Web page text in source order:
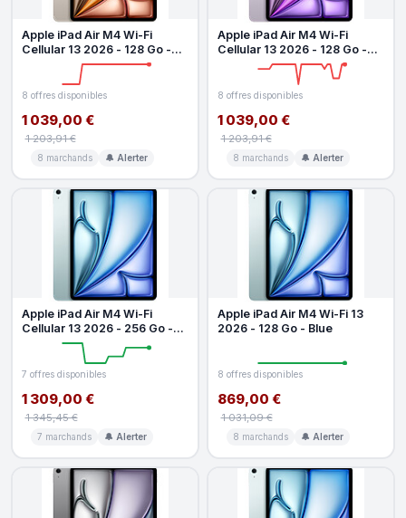
Apple iPad Air M4 Wi-Fi
Cellular 13 2026 - 128 Go -
Lumiere stellaire
8 offres disponibles
1 039,00 €
1 203,91 €
8 marchands 🔔 Alerter
Apple iPad Air M4 Wi-Fi
Cellular 13 2026 - 128 Go -
8 offres disponibles
1 039,00 €
1 203,91 €
8 marchands 🔔 Alerter
Apple iPad Air M4 Wi-Fi
Cellular 13 2026 - 256 Go -
7 offres disponibles
1 309,00 €
1 345,45 €
7 marchands 🔔 Alerter
Apple iPad Air M4 Wi-Fi 13
2026 - 128 Go - Blue
8 offres disponibles
869,00 €
1 031,09 €
8 marchands 🔔 Alerter